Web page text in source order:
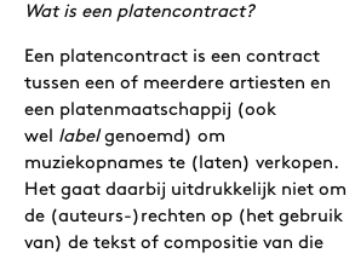
Wat is een platencontract?
Een platencontract is een contract
tussen een of meerdere artiesten en
een platenmaatschappij (ook
wel labelgenoemd) om
muziekopnames te (laten) verkopen.
Het gaat daarbij uitdrukkelijk niet om
de (auteurs-)rechten op (het gebruik
van) de tekst of compositie van die